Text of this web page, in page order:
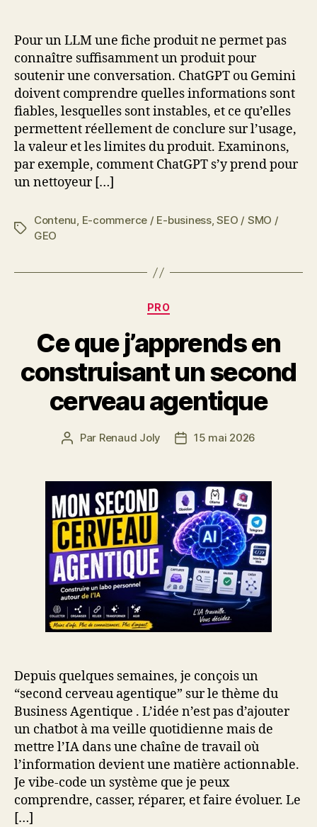
Pour un LLM une fiche produit ne permet pas
connaître suffisamment un produit pour
soutenir une conversation. ChatGPT ou Gemini
doivent comprendre quelles informations sont
fiables, lesquelles sont instables, et ce qu’elles
permettent réellement de conclure sur l’usage,
la valeur et les limites du produit. Examinons,
par exemple, comment ChatGPT s’y prend pour
un nettoyeur […]
Étiquettes
Contenu, E-commerce / E-business,SEO / SMO /
GEO
Catégories
PRO
Ce que j’apprends en
construisant un second
cerveau agentique
Auteur
Par Renaud Joly
Date15 mai 2026
Depuis quelques semaines, je conçois un
“second cerveau agentique” sur le thème du
Business Agentique . L’idée n’est pas d’ajouter
un chatbot à ma veille quotidienne mais de
mettre l’IA dans une chaîne de travail où
l’information devient une matière actionnable.
Je vibe-code un système que je peux
comprendre, casser, réparer, et faire évoluer. Le
[…]